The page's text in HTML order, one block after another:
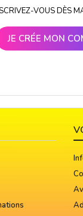
VOUS DÈS
JE CRÉE MON